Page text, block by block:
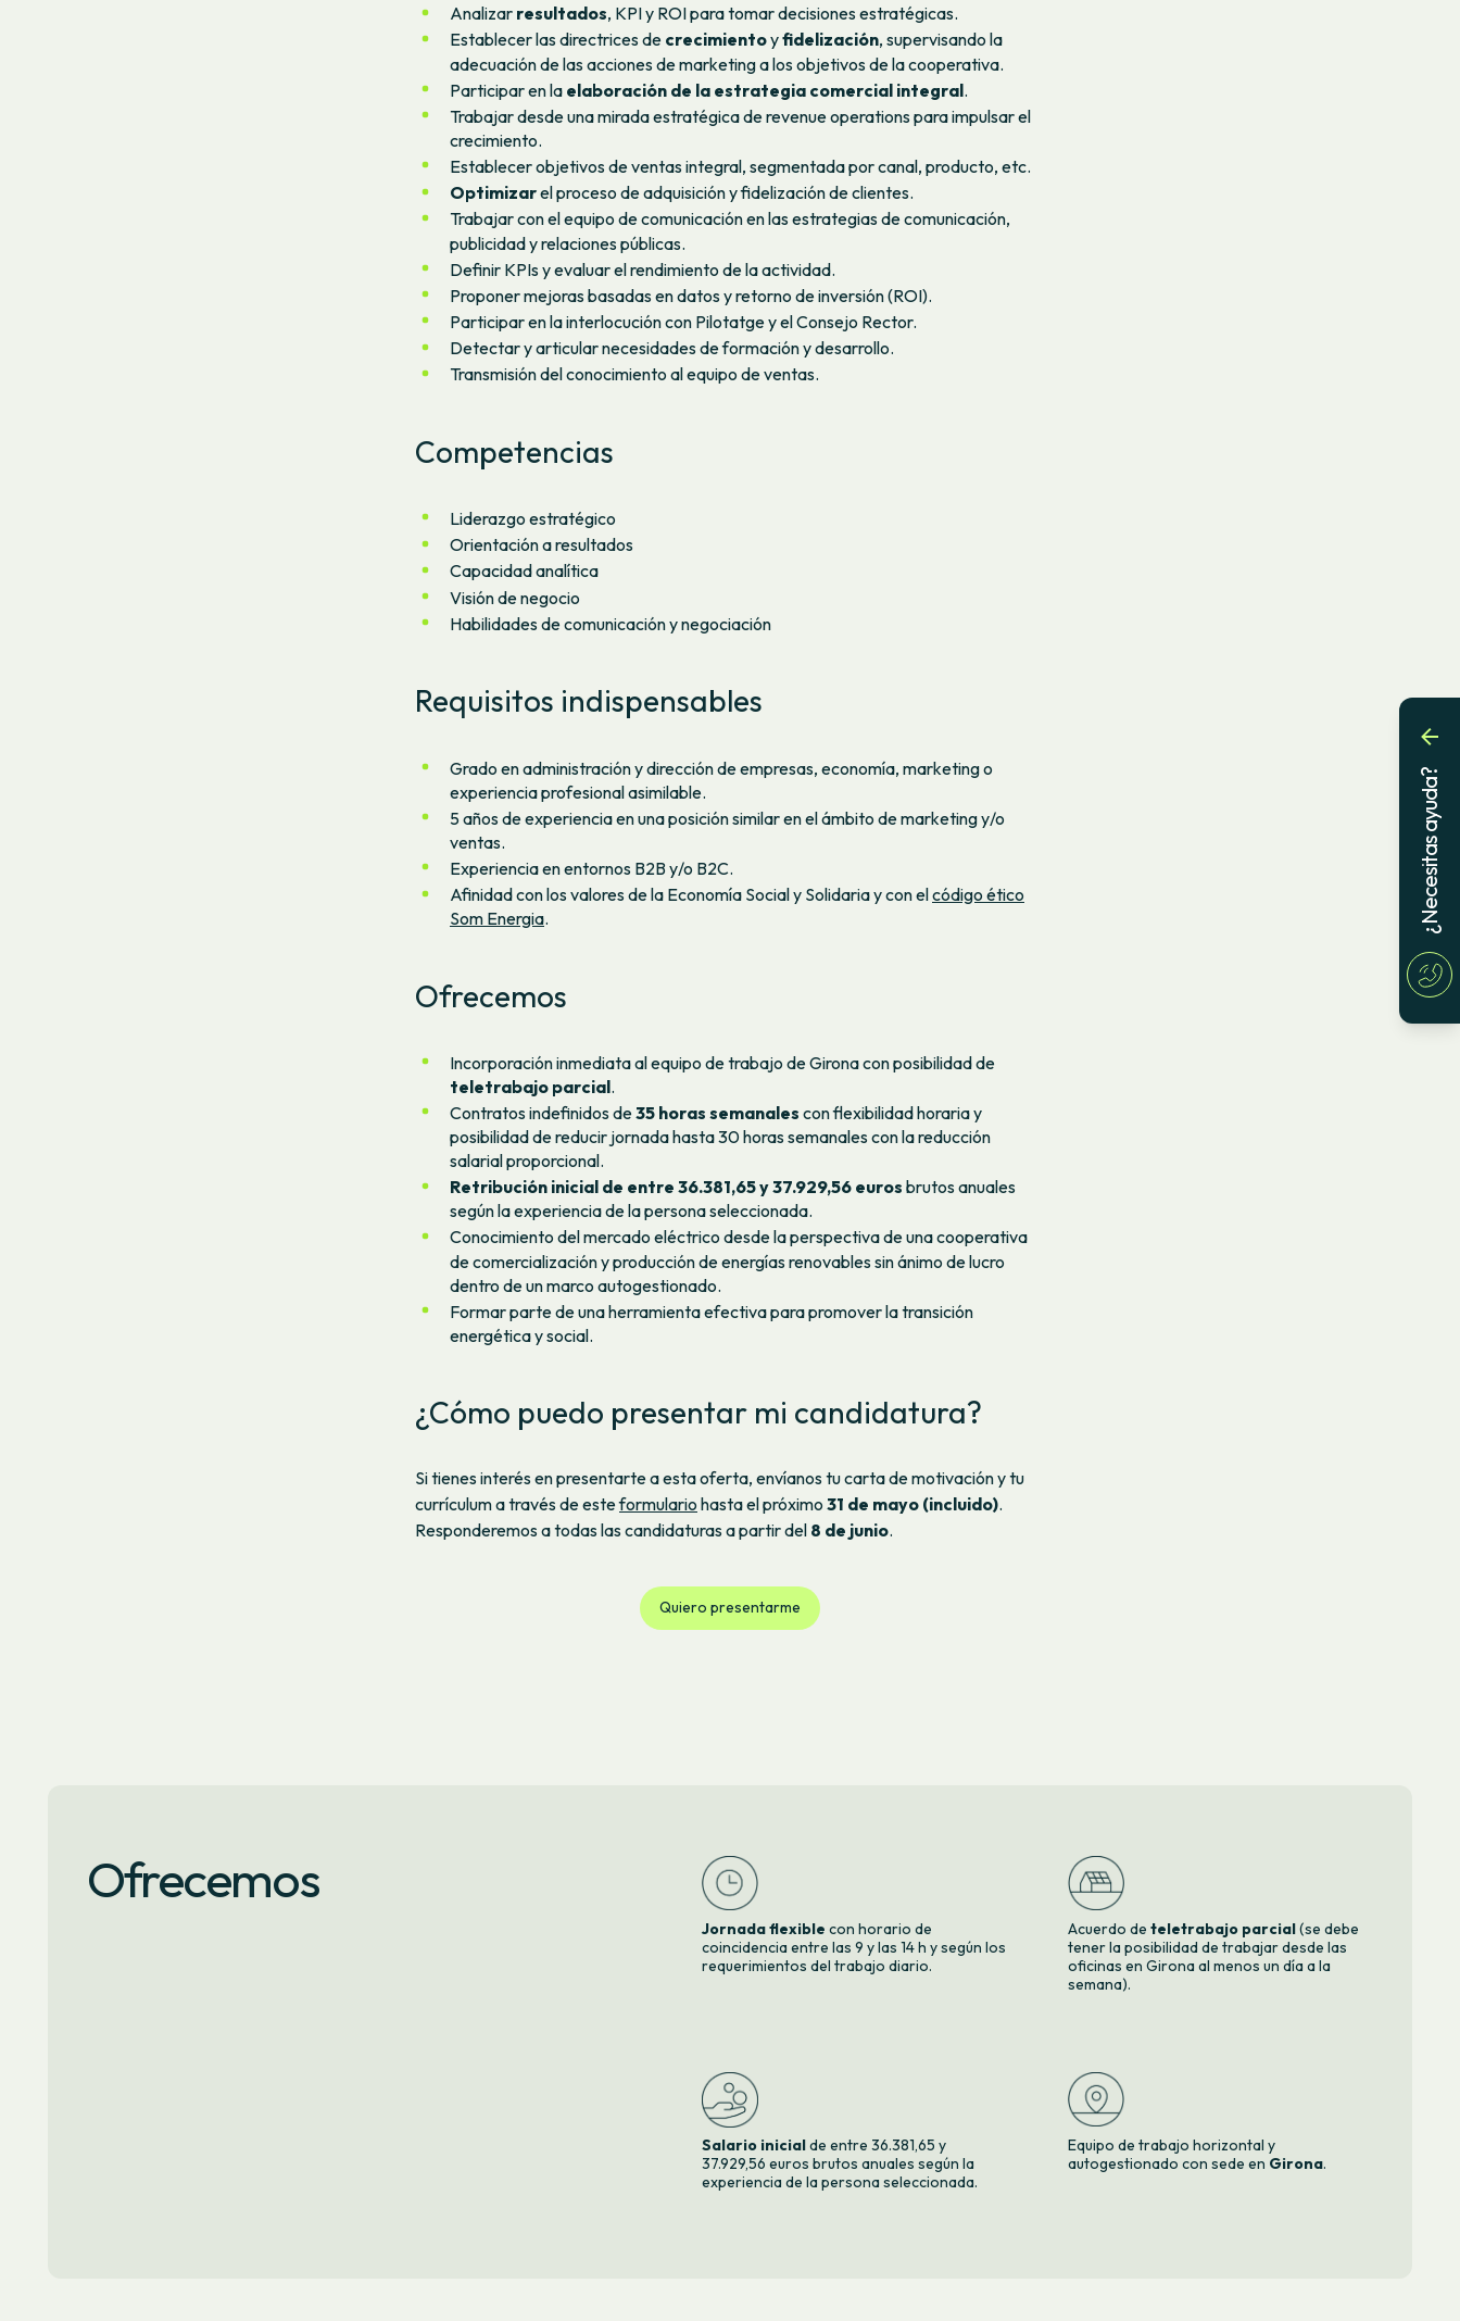
Analizar resultados, KPI y ROI para tomar decisiones estratégicas.
Establecer las directrices de crecimientoyfidelización, supervisando la
adecuación de las acciones de marketing a los objetivos de la cooperativa.
Participar en la elaboración de la estrategia comercial integral.
Trabajar desde una mirada estratégica de revenue operations para impulsar el
crecimiento.
Establecer objetivos de ventas integral, segmentada por canal, producto, etc.
Optimizarel proceso de adquisición y fidelización de clientes.
Trabajar con el equipo de comunicación en las estrategias de comunicación,
publicidad y relaciones públicas.
Definir KPIs y evaluar el rendimiento de la actividad.
Proponer mejoras basadas en datos y retorno de inversión (ROI).
Participar en la interlocución con Pilotatge y el Consejo Rector.
Detectar y articular necesidades de formación y desarrollo.
Transmisión del conocimiento al equipo de ventas.
Competencias
Liderazgo estratégico
Orientación a resultados
Capacidad analítica
Visión de negocio
Habilidades de comunicación y negociación
Requisitos indispensables
Grado en administración y dirección de empresas, economía, marketing o
experiencia profesional asimilable.
5 años de experiencia en una posición similar en el ámbito de marketing y/o
ventas.
Experiencia en entornos B2B y/o B2C.
Afinidad con los valores de la Economía Social y Solidaria y con elcódigo ético
Som Energia.
Ofrecemos
Incorporación inmediata al equipo de trabajo de Girona con posibilidad de
teletrabajo parcial.
Contratos indefinidos de35 horas semanales con flexibilidad horaria y
posibilidad de reducir jornada hasta 30 horas semanales con la reducción
salarial proporcional.
Retribución inicial de entre 36.381,65 y 37.929,56 euros brutos anuales
según la experiencia de la persona seleccionada.
Conocimiento del mercado eléctrico desde la perspectiva de una cooperativa
de comercialización y producción de energías renovables sin ánimo de lucro
dentro de un marco autogestionado.
Formar parte de una herramienta efectiva para promover la transición
energética y social.
¿Cómo puedo presentar mi candidatura?
Si tienes interés en presentarte a esta oferta, envíanos tu carta de motivación y tu
currículum a través de esteformulario hasta el próximo 31 de mayo (incluido).
Responderemos a todas las candidaturas a partir del 8 de junio.
Quiero presentarme
Ofrecemos
Jornada flexible con horario de
coincidencia entre las 9 y las 14 h y según los
requerimientos del trabajo diario.
Acuerdo de teletrabajo parcial(se debe
tener la posibilidad de trabajar desde las
oficinas en Girona al menos un día a la
semana).
Salario inicialde entre 36.381,65 y
37.929,56 euros brutos anuales según la
experiencia de la persona seleccionada.
Equipo de trabajo horizontal y
autogestionado con sede en Girona.
¿Necesitas ayuda?